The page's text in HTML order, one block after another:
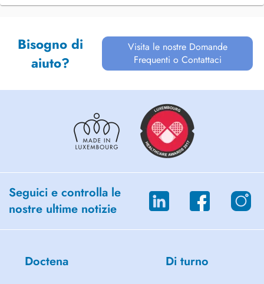
Bisogno di
aiuto?
Visita le nostre Domande
Frequenti o Contattaci
Seguici e controlla le
nostre ultime notizie
Doctena Di turno